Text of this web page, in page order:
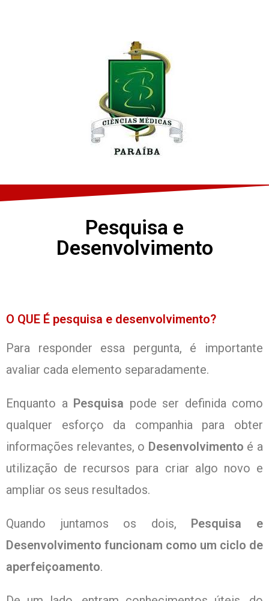
Pesquisa e
Desenvolvimento
O QUE É pesquisa e desenvolvimento?
Para responder essa pergunta, é importante
avaliar cada elemento separadamente.
Enquanto a Pesquisa pode ser definida como
qualquer esforço da companhia para obter
informações relevantes, o Desenvolvimento é a
utilização de recursos para criar algo novo e
ampliar os seus resultados.
Quando juntamos os dois, Pesquisa e
Desenvolvimento funcionam como um ciclo de
aperfeiçoamento.